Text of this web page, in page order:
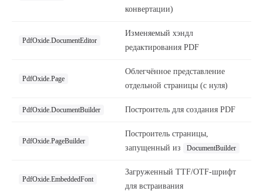
конвертации)
PdfOxide.DocumentEditor
Изменяемый хэндл
редактирования PDF
PdfOxide.Page
Облегчённое представление
отдельной страницы (с нуля)
PdfOxide.DocumentBuilder Построитель для создания PDF
PdfOxide.PageBuilder
Построитель страницы,
запущенный из
DocumentBuilder
PdfOxide.EmbeddedFont
Загруженный TTF/OTF-шрифт
для встраивания